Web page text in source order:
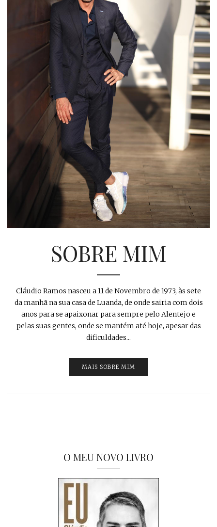
SOBRE MIM
Cláudio Ramos nasceu a 11 de Novembro de 1973, às sete
da manhã na sua casa de Luanda, de onde sairia com dois
anos para se apaixonar para sempre pelo Alentejo e
pelas suas gentes, onde se mantém até hoje, apesar das
dificuldades...
MAIS SOBRE MIM
O MEU NOVO LIVRO